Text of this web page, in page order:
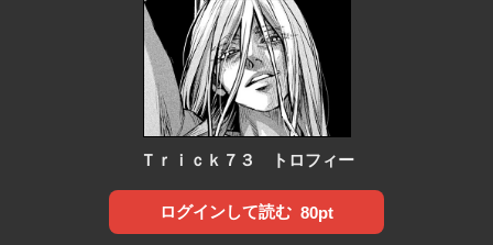
Ｔｒｉｃｋ７３ トロフィー
ログインして読む 80pt